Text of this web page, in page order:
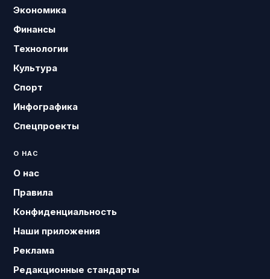
Экономика
Финансы
Технологии
Культура
Спорт
Инфографика
Спецпроекты
О НАС
О нас
Правила
Конфиденциальность
Наши приложения
Реклама
Редакционные стандарты